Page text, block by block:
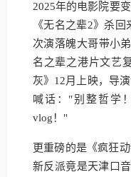
2025年的电影院要
《无名之辈2》杀
次演落魄大哥带小
名之辈之港片文艺
灰》12月上映，导
喊话："别整哲学
vlog！"
更重磅的是《疯狂
新反派竟是天津口